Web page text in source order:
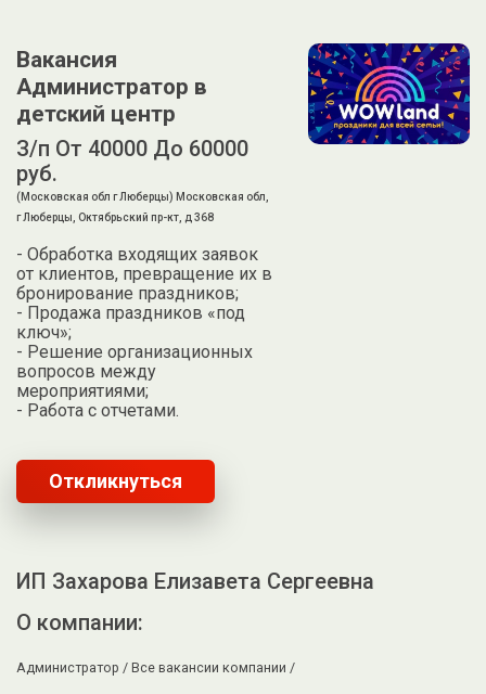
Вакансия
Администратор в
детский центр
З/п От 40000 До 60000
руб.
(Московская обл г Люберцы) Московская обл,
г Люберцы, Октябрьский пр-кт, д 368
- Обработка входящих заявок
от клиентов, превращение их в
бронирование праздников;
- Продажа праздников «под
ключ»;
- Решение организационных
вопросов между
мероприятиями;
- Работа с отчетами.
Откликнуться
ИП Захарова Елизавета Сергеевна
О компании:
Администратор / Все вакансии компании /